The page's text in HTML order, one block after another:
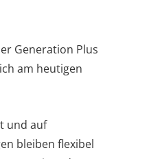
Generation Plus
am heutigen
und auf
bleiben flexibel